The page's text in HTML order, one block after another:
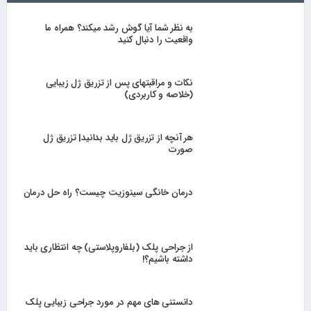
به نظر شما آیا گوش رشد میکند؟ همراه ما
واقعیت را دنبال کنید
نکات و مراقبتهای پس از تزریق ژل زیبایی
(خلاصه و کاربردی)
هر آنچه از تزریق ژل باید بدانید| تزریق ژل
صورت
درمان خانگی سینوزیت چیست؟ راه حل درمان
از جراحی پلک (بلفاروپلاستی) چه انتظاری باید
داشته باشیم؟!
دانستنی های مهم در مورد جراحی زیبایی پلک